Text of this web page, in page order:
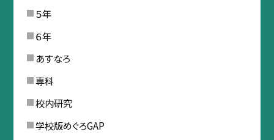
５年
６年
あすなろ
専科
校内研究
学校版めぐろGAP